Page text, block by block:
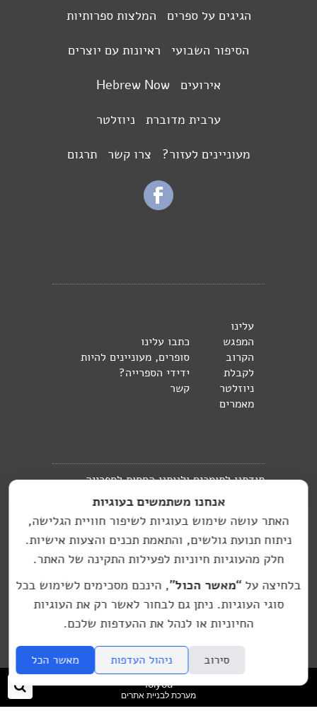
הגיגים על ספרים המלצות ספרותיות
הסיפור השבועי ראיונות עם יוצרים
אירועים Hebrew Now
ערבית מדוברת ניוזלטר
מעוניינים לעזור? צרו קשר תרגום
עלינו
המפגש
הקרוב
לקבלת
ניוזלטר
מאמרים
כתבו עלינו
סופרים, מעוניינים להיות
ידידי הספרייה?
קשר
תודתנו לתומכים ולנותני החסות לספרייה
העברית בברלין:
האתר בניהול מיכל
זמיר
hasifriya.berlin@gmail.com
עיצוב גרפי: סטודיו יעל רוזן, עיצוב גרפי
© אין להפיץ, להעתיק, או לפרסם חומר כלשהו מתוך
האתר, ללא הסכמה מראש ובכתב שלי ושל היוצרים
folyou
מערכת לבניית אתרים
אנחנו משתמשים בעוגיות
האתר עושה שימוש בעוגיות לשיפור חוויית הגלישה,
ניתוח תנועת גולשים, והתאמת תכנים והצעות אישיות.
חלק מהעוגיות חיוניות לפעילות התקינה של האתר.
בלחיצה על“מאשר הכול”, הינכם מסכימים לשימוש בכל
סוגי העוגיות. ניתן גם לבחור לאשר רק את העוגיות
החיוניות או לנהל את ההעדפות שלכם.
סירוב ניהול העדפות מאשר הכל